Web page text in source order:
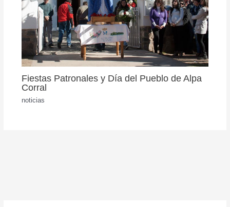
Fiestas Patronales y Día del Pueblo de Alpa
Corral
noticias